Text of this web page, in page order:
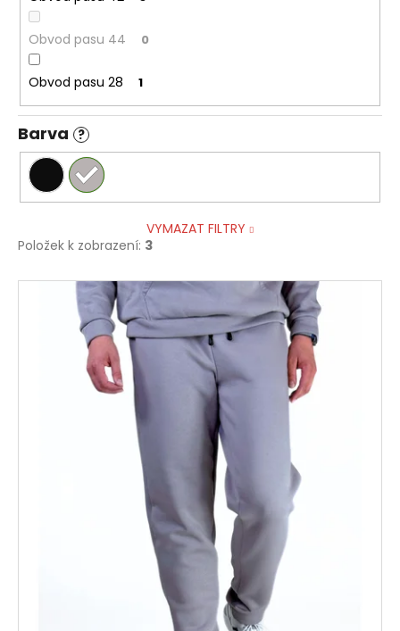
Obvod pasu 44 0
Obvod pasu 28 1
Barva ?
VYMAZAT FILTRY
Položek k zobrazení: 3
V